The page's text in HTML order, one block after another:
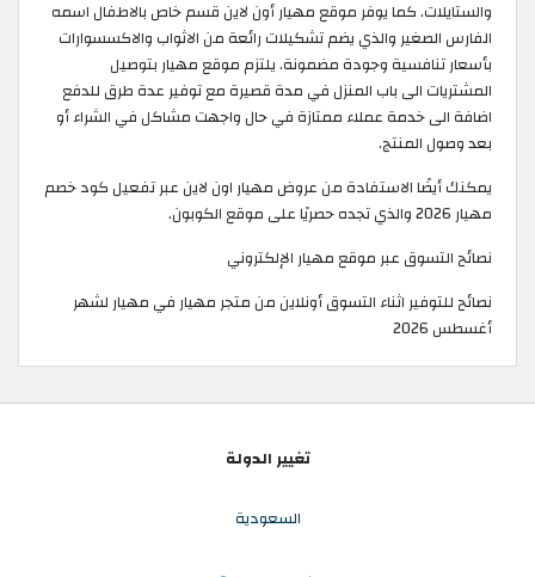
والستايلات. كما يوفر موقع مهيار أون لاين قسم خاص بالاطفال اسمه
الفارس الصغير والذي يضم تشكيلات رائعة من الاثواب والاكسسوارات
بأسعار تنافسية وجودة مضمونة. يلتزم موقع مهيار بتوصيل
المشتريات الى باب المنزل في مدة قصيرة مع توفير عدة طرق للدفع
اضافة الى خدمة عملاء ممتازة في حال واجهت مشاكل في الشراء أو
بعد وصول المنتج.
يمكنك أيضًا الاستفادة من عروض مهيار اون لاين عبر تفعيل كود خصم
مهيار 2026 والذي تجده حصريًا على موقع الكوبون.
نصائح التسوق عبر موقع مهيار الإلكتروني
نصائح للتوفير اثناء التسوق أونلاين من متجر مهيار في مهيار لشهر
أغسطس 2026
تغيير الدولة
السعودية